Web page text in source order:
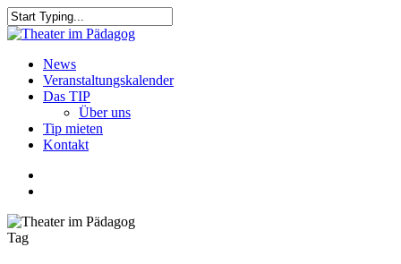
Skip
to
content
Close
search
Menu
News
Veranstaltungskalender
Das TIP
Über uns
Tip mieten
Kontakt
Tag